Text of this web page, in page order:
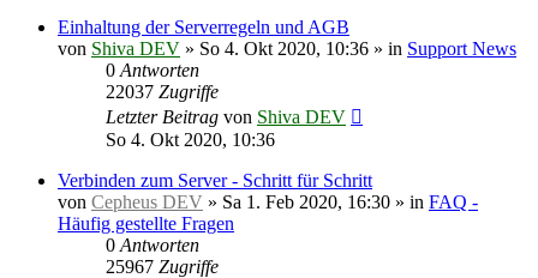
Einhaltung der Serverregeln und AGB
von Shiva DEV » So 4. Okt 2020, 10:36 » in Support News
0 Antworten
22037 Zugriffe
Letzter Beitrag von Shiva DEV
So 4. Okt 2020, 10:36
Verbinden zum Server - Schritt für Schritt
von Cepheus DEV » Sa 1. Feb 2020, 16:30 » in FAQ -
Häufig gestellte Fragen
0 Antworten
25967 Zugriffe